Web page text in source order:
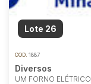
Lote 26
COD. 1887
Diversos
UM FORNO